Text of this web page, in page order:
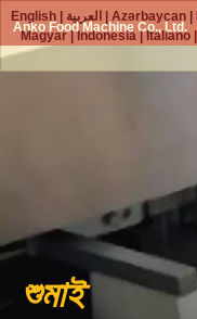
Anko Food Machine Co., Ltd.
শুমাই
English العربية |Azərbaycan
Magyar|Indonesia| Italiano|